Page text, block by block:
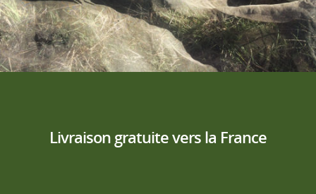
Livraison gratuite vers la France